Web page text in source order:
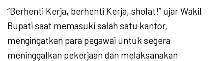
“Berhenti Kerja, berhenti Kerja, sholat!” ujar Wakil
Bupati saat memasuki salah satu kantor,
mengingatkan para pegawai untuk segera
meninggalkan pekerjaan dan melaksanakan